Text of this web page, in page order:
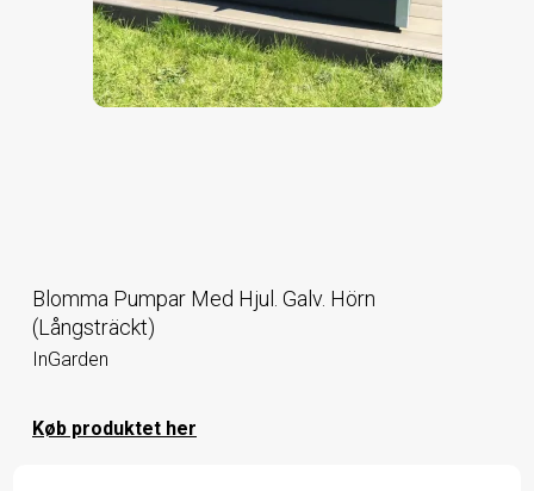
Blomma Pumpar Med Hjul. Galv. Hörn
(Långsträckt)
InGarden
Køb produktet her